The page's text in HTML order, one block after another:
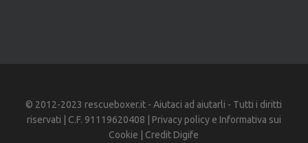
© 2012-2023 rescueboxer.it - Aiutaci ad aiutarli - Tutti i diritti
riservati | C.F. 91119620408 | Privacy policye Informativa sui
Cookie | Credit Digife